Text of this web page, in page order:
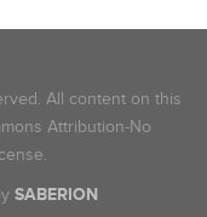
All content on this
Attribution-No
SABERION